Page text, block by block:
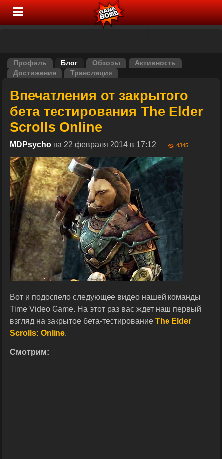
Профиль Блог Обзоры
Активность
Достижения
Трансляции
Впечатления от закрытого
бета тестирования The Elder
Scrolls Online
MDPsycho на 22 февраля 2014 в 17:12 4345
Вот и подоспело следующее видео нашей команды
Time Video Game. На этот раз вас ждет наш первый
взгляд на закрытое бета-тестирование The Elder
Scrolls: Online.
Смотрим: